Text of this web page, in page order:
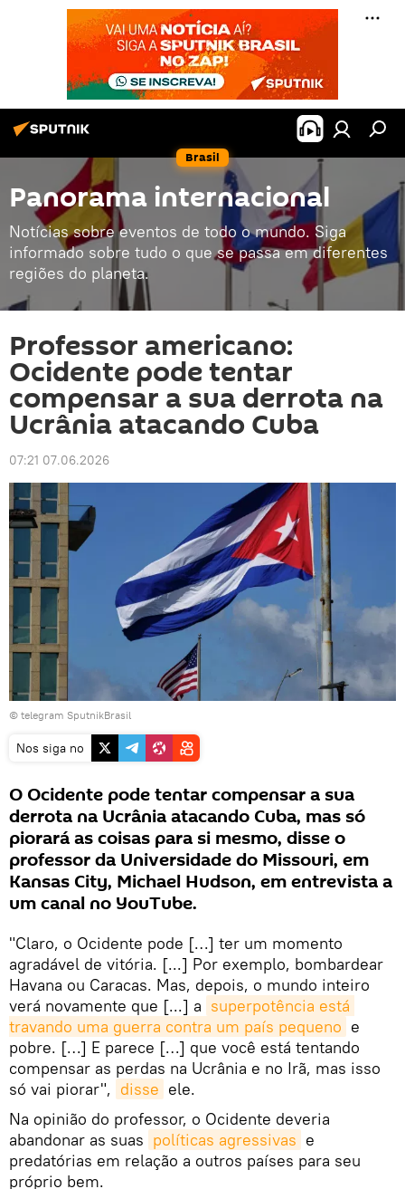
Brasil
Panorama internacional
Notícias sobre eventos de todo o mundo. Siga
informado sobre tudo o que se passa em diferentes
regiões do planeta.
Professor americano:
Ocidente pode tentar
compensar a sua derrota na
Ucrânia atacando Cuba
07:21 07.06.2026
© telegram SputnikBrasil
Nos siga no
O Ocidente pode tentar compensar a sua
derrota na Ucrânia atacando Cuba, mas só
piorará as coisas para si mesmo, disse o
professor da Universidade do Missouri, em
Kansas City, Michael Hudson, em entrevista a
um canal no YouTube.
"Claro, o Ocidente pode […] ter um momento
agradável de vitória. [...] Por exemplo, bombardear
Havana ou Caracas. Mas, depois, o mundo inteiro
verá novamente que [...] a superpotência está
travando uma guerra contra um país pequeno e
pobre. […] E parece […] que você está tentando
compensar as perdas na Ucrânia e no Irã, mas isso
só vai piorar", disse ele.
Na opinião do professor, o Ocidente deveria
abandonar as suas políticas agressivas e
predatórias em relação a outros países para seu
próprio bem.